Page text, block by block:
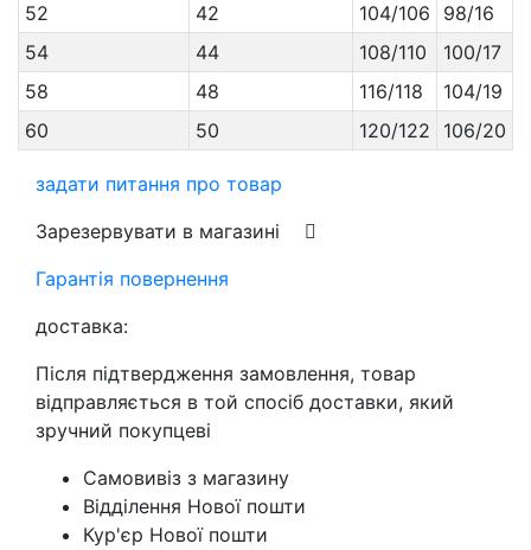
52 42 104/106
98/16
54
44 108/110
100/17
58
48 116/118
104/19
60
50 120/122 106/20
задати питання про товар
Зарезервувати в магазині
Гарантія повернення
доставка:
Після підтвердження замовлення, товар
відправляється в той спосіб доставки, який
зручний покупцеві
Самовивіз з магазину
Відділення Нової пошти
Кур'єр Нової пошти